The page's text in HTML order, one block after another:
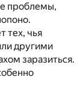
проблемы,
тех, чья
другими
заразиться.